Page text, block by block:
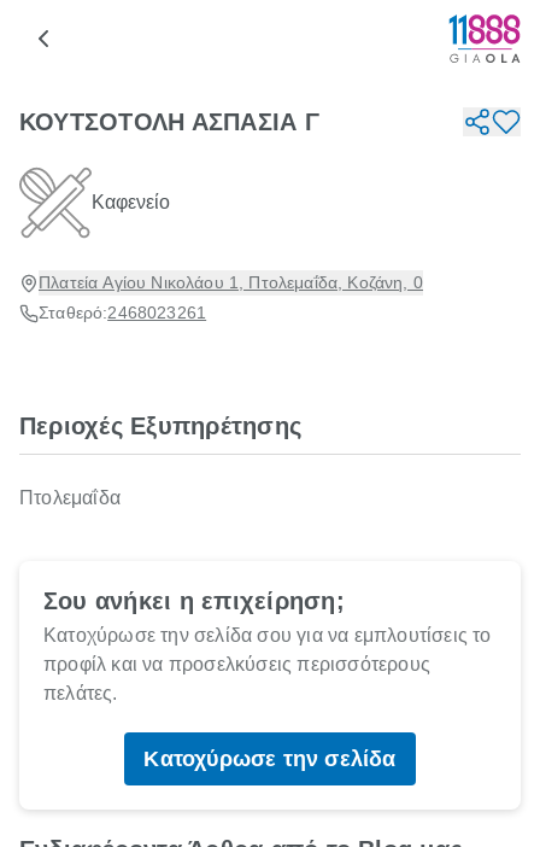
ΚΟΥΤΣΟΤΟΛΗ ΑΣΠΑΣΙΑ Γ
Καφενείο
Πλατεία Αγίου Νικολάου 1, Πτολεμαΐδα, Κοζάνη, 0
Σταθερό:2468023261
Περιοχές Εξυπηρέτησης
Πτολεμαΐδα
Σου ανήκει η επιχείρηση;
Κατοχύρωσε την σελίδα σου για να εμπλουτίσεις το
προφίλ και να προσελκύσεις περισσότερους
πελάτες.
Κατοχύρωσε την σελίδα